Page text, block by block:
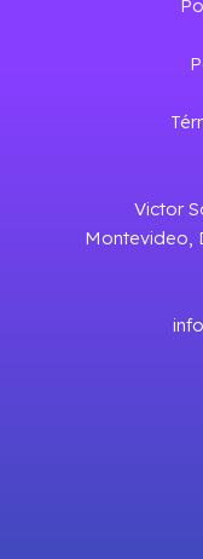
Victor
Montevideo,